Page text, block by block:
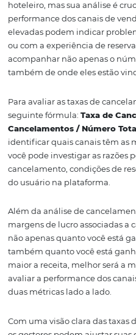
Além da taxa de
custo por canal refere-se
através de um
não só as comissões
marketing e publicidade
Custo Total do Canal /
Com esses dados em
informadas sobre onde
Isso é especialmente
quando a eficiência na
3.
Margens
Os cancelamentos são